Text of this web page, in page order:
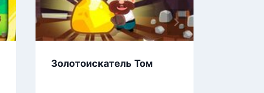
Золотоискатель Том